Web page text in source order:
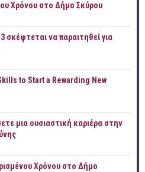
Χρόνου στο Δήμο Σκύρου
σκέφτεται να παραιτηθεί για
to Start a Rewarding New
μια ουσιαστική καριέρα στην
Χρόνου στο Δήμο